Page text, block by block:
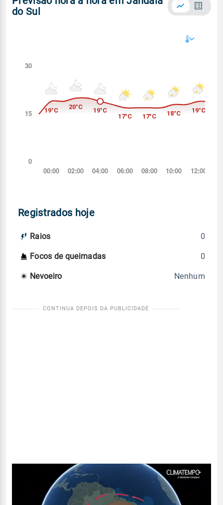
do Sul
Registrados hoje
Raios 0
Focos de queimadas 0
Nevoeiro Nenhum